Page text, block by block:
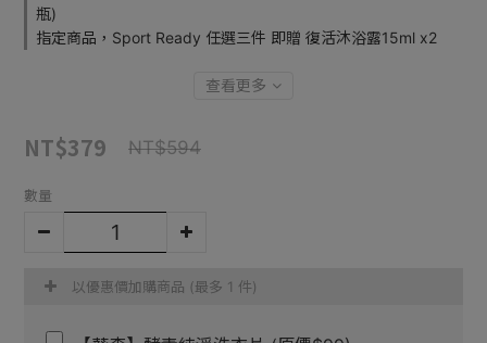
瓶)
指定商品，Sport Ready 任選三件 即贈 復活沐浴露15ml x2
查看更多
NT$379 NT$594
數量
以優惠價加購商品 (最多 1 件)